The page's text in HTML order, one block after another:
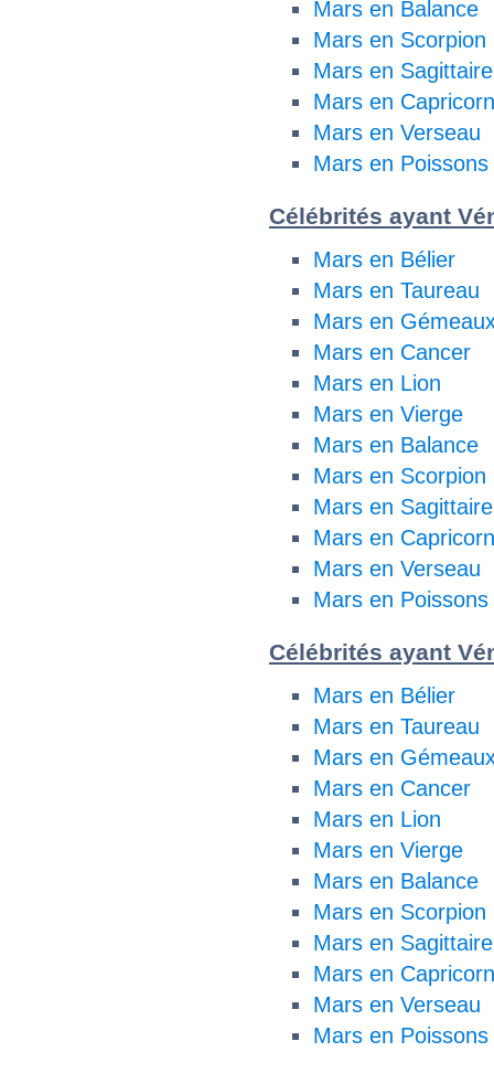
Mars en Balance
Mars en Scorpion
Mars en Sagittaire
Mars en
Mars en Verseau
Mars en Poissons
Célébrités ayant
Mars en Bélier
Mars en Taureau
Mars en
Mars en Cancer
Mars en Lion
Mars en Vierge
Mars en Balance
Mars en Scorpion
Mars en Sagittaire
Mars en
Mars en Verseau
Mars en Poissons
Célébrités ayant
Mars en Bélier
Mars en Taureau
Mars en
Mars en Cancer
Mars en Lion
Mars en Vierge
Mars en Balance
Mars en Scorpion
Mars en Sagittaire
Mars en
Mars en Verseau
Mars en Poissons